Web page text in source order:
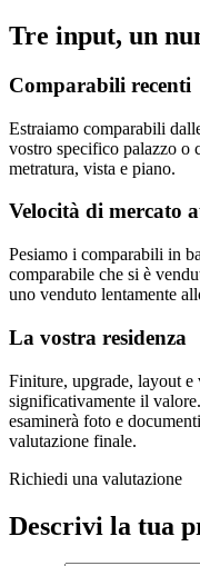
Tre input, un
Comparabili recenti
Estraiamo comparabili
vostro specifico palazzo o
metratura, vista e piano.
Velocità di mercato
Pesiamo i comparabili in
comparabile che si è
uno venduto lentamente
La vostra residenza
Finiture, upgrade, layout e
significativamente il
esaminerà foto e
valutazione finale.
Richiedi una valutazione
Descrivi la tua